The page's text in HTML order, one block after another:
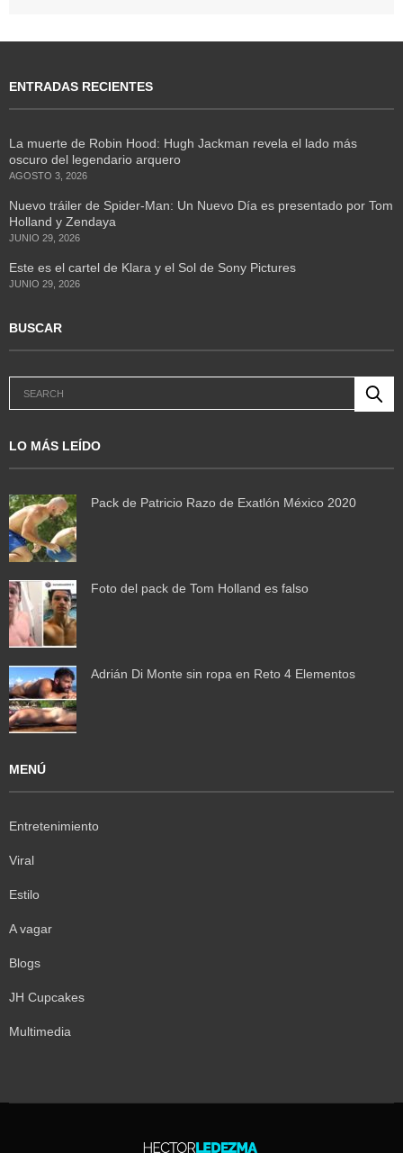
ENTRADAS RECIENTES
La muerte de Robin Hood: Hugh Jackman revela el lado más
oscuro del legendario arquero
AGOSTO 3, 2026
Nuevo tráiler de Spider-Man: Un Nuevo Día es presentado por Tom
Holland y Zendaya
JUNIO 29, 2026
Este es el cartel de Klara y el Sol de Sony Pictures
JUNIO 29, 2026
BUSCAR
LO MÁS LEÍDO
Pack de Patricio Razo de Exatlón México 2020
Foto del pack de Tom Holland es falso
Adrián Di Monte sin ropa en Reto 4 Elementos
MENÚ
Entretenimiento
Viral
Estilo
A vagar
Blogs
JH Cupcakes
Multimedia